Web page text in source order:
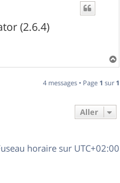
(2.6.4)
a
t
4 messages • Page 1 sur 1
Aller
horaire sur UTC+02:00